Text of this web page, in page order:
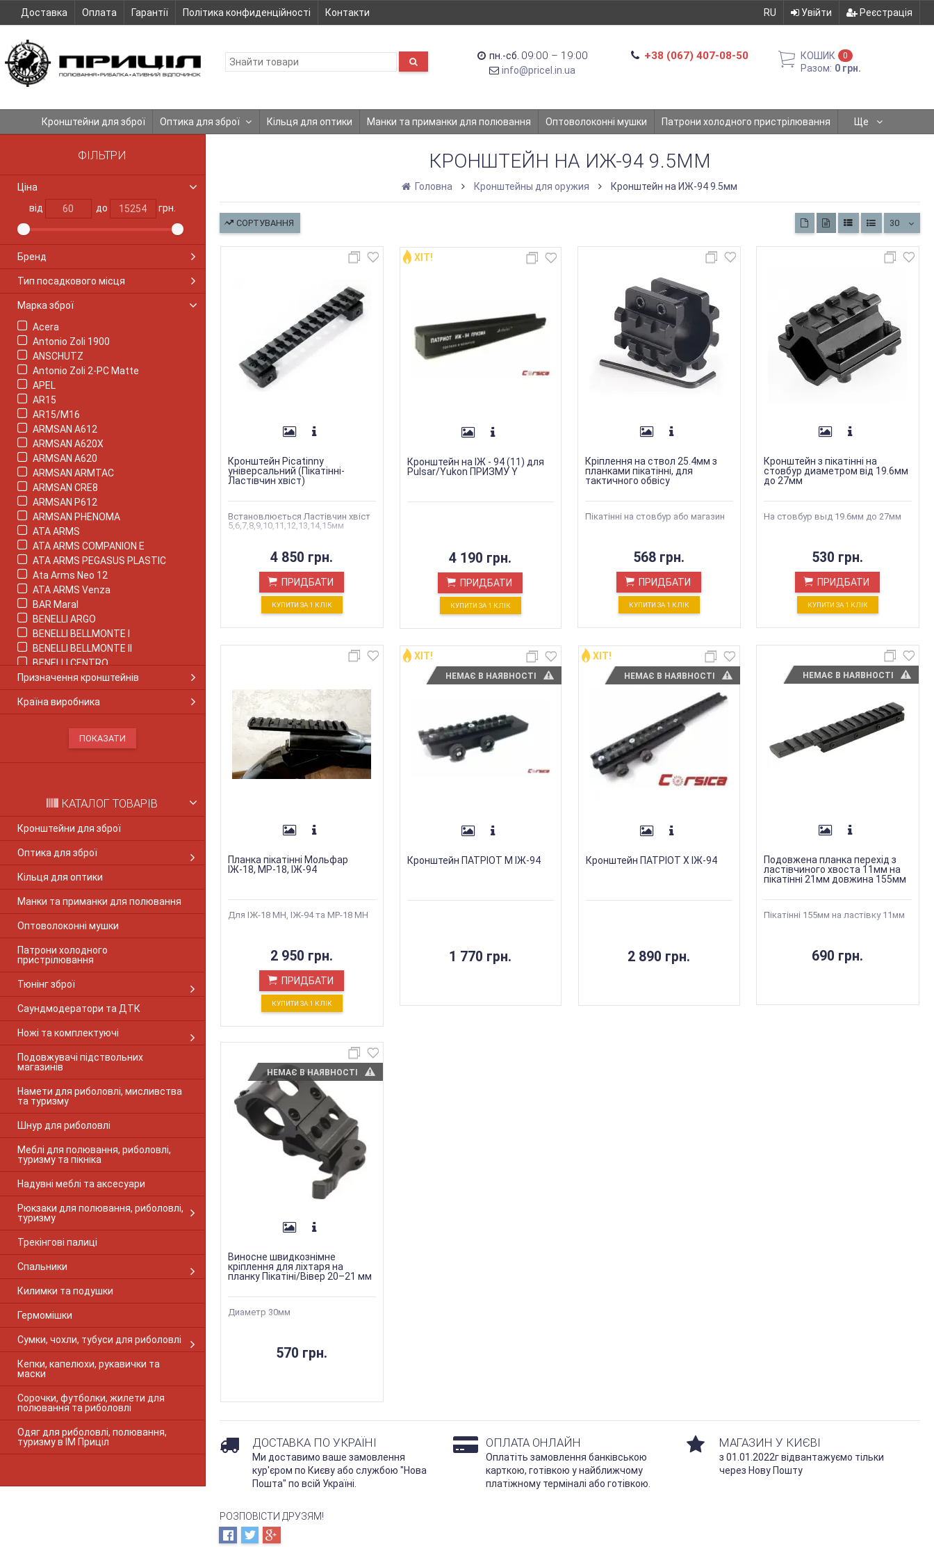
Доставка Оплата Гарантії Політика конфиденційності Контакти RU Увійти Реєстрація
пн.-сб. 09:00 – 19:00
info@pricel.in.ua
+38 (067) 407-08-50 КОШИК 0
Разом: 0 грн.
Кронштейни для зброї Оптика для зброї Кільця для оптики Манки та приманки для полювання Оптоволоконні мушки Патрони холодного пристрілювання Ще
ФІЛЬТРИ
Ціна
від
до грн.
Бренд
Тип посадкового місця
Марка зброї
Acera
Antonio Zoli 1900
ANSCHUTZ
Antonio Zoli 2-PC Matte
APEL
AR15
AR15/M16
ARMSAN A612
ARMSAN A620X
ARMSAN A620
ARMSAN ARMTAC
ARMSAN CRE8
ARMSAN P612
ARMSAN PHENOMA
ATA ARMS
ATA ARMS COMPANION E
ATA ARMS PEGASUS PLASTIC
Ata Arms Neo 12
ATA ARMS Venza
BAR Maral
BENELLI ARGO
BENELLI BELLMONTE I
BENELLI BELLMONTE IІ
BENELLI CENTRO
BENELLI COMFORT
Benelli M1
BENELLI M2 COMFORT
Benelli M3
Benelli Super Nova
BENELLI PASION
BENELLI RAFAELLO
BENELLI RAFAELLO CRIO
BENELLI SUPER SPORT
BERETTA 1301
Beretta Colt 1911
BERETTA A300
BERETTA A390
BERETTA A391
BERETTA A400
BERETTA ES-100
BERETTA UGB25
Bernardelli Mega
Blaser
Blaser R93
Brno 500
Brno 800
Browning A5
Browning BAR
Browning Bar 2-PC Matte
Browning Gold
Browning A-Bolt 2-PC Matte
Browning Long Action
Browning Shot Action
Browning X-Bolt long
Browning X-Bolt short
Browning X-BOLT 2-PC Matte
Canik M2
Cobalt Combo
Cobalt SA28 Explorer
Призначення кронштейнів
Країна виробника
КАТАЛОГ ТОВАРІВ
Кронштейни для зброї
Оптика для зброї
Кільця для оптики
Манки та приманки для полювання
Оптоволоконні мушки
Патрони холодного
пристрілювання
Тюнінг зброї
Саундмодератори та ДТК
Ножі та комплектуючі
Подовжувачі підствольних
магазинів
Намети для риболовлі, мисливства
та туризму
Шнур для риболовлі
Меблі для полювання, риболовлі,
туризму та пікніка
Надувні меблі та аксесуари
Рюкзаки для полювання, риболовлі,
туризму
Трекінгові палиці
Спальники
Килимки та подушки
Гермомішки
Сумки, чохли, тубуси для риболовлі
Кепки, капелюхи, рукавички та
маски
Сорочки, футболки, жилети для
полювання та риболовлі
Одяг для риболовлі, полювання,
туризму в ІМ Приціл
КРОНШТЕЙН НА ИЖ-94 9.5ММ
Головна Кронштейны для оружия Кронштейн на ИЖ-94 9.5мм
СОРТУВАННЯ 30
Кронштейн Picatinny
універсальний (Пікатінні-
Ластівчин хвіст)
Встановлюється Ластівчин хвіст
5,6,7,8,9,10,11,12,13,14,15мм
4 850 грн.
ПРИДБАТИ
КУПИТИ ЗА 1 КЛIК
ХІТ!
Кронштейн на ІЖ - 94 (11) для
Pulsar/Yukon ПРИЗМУ Y
4 190 грн.
ПРИДБАТИ
КУПИТИ ЗА 1 КЛIК
Кріплення на ствол 25.4мм з
планками пікатінні, для
тактичного обвісу
Пікатінні на стовбур або магазин
568 грн.
ПРИДБАТИ
КУПИТИ ЗА 1 КЛIК
Кронштейн з пікатінні на
стовбур диаметром від 19.6мм
до 27мм
На стовбур выд 19.6мм до 27мм
530 грн.
ПРИДБАТИ
КУПИТИ ЗА 1 КЛIК
Планка пікатінні Мольфар
ІЖ-18, МР-18, ІЖ-94
Для ІЖ-18 МН, ІЖ-94 та МР-18 МН
2 950 грн.
ПРИДБАТИ
КУПИТИ ЗА 1 КЛIК
НЕМАЄ В НАЯВНОСТІ
ХІТ!
Кронштейн ПАТРІОТ М ІЖ-94
1 770 грн.
НЕМАЄ В НАЯВНОСТІ
ХІТ!
Кронштейн ПАТРІОТ Х ІЖ-94
2 890 грн.
НЕМАЄ В НАЯВНОСТІ
Подовжена планка перехід з
ластівчиного хвоста 11мм на
пікатінні 21мм довжина 155мм
Пікатінні 155мм на ластівку 11мм
690 грн.
НЕМАЄ В НАЯВНОСТІ
Виносне швидкознімне
кріплення для ліхтаря на
планку Пікатіні/Вівер 20–21 мм
Диаметр 30мм
570 грн.
ДОСТАВКА ПО УКРАЇНІ
Ми доставимо ваше замовлення
кур'єром по Києву або службою "Нова
Пошта" по всій Україні.
ОПЛАТА ОНЛАЙН
Оплатіть замовлення банківською
карткою, готівкою у найближчому
платіжному терміналі або готівкою.
МАГАЗИН У КИЄВІ
з 01.01.2022г відвантажуємо тільки
через Нову Пошту
РОЗПОВІСТИ ДРУЗЯМ!